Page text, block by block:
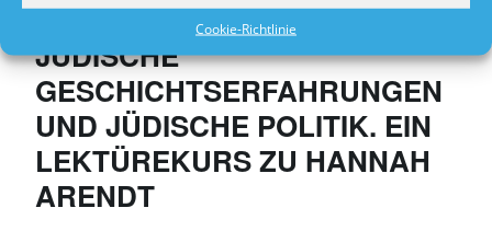
Cookie-Richtlinie
in
DDR.
Utopie
und
JÜDISCHE
GESCHICHTSERFAHRUNGEN
UND JÜDISCHE POLITIK. EIN
LEKTÜREKURS ZU HANNAH
ARENDT